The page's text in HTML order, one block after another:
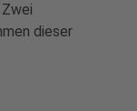
dieser